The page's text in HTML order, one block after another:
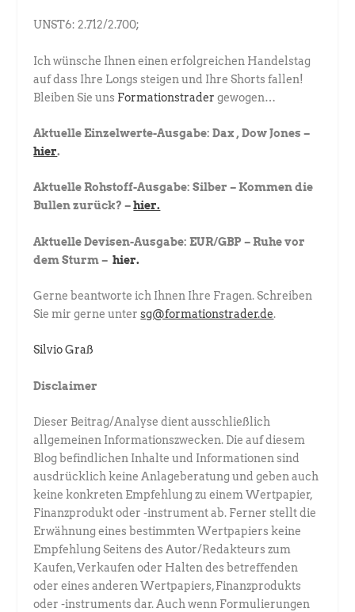
UNST6: 2.712/2.700;
Ich wünsche Ihnen einen erfolgreichen Handelstag
auf dass Ihre Longs steigen und Ihre Shorts fallen!
Bleiben Sie uns Formationstrader gewogen…
Aktuelle Einzelwerte-Ausgabe: Dax , Dow Jones –
hier.
Aktuelle Rohstoff-Ausgabe: Silber – Kommen die
Bullen zurück? –hier.
Aktuelle Devisen-Ausgabe: EUR/GBP – Ruhe vor
dem Sturm –hier.
Gerne beantworte ich Ihnen Ihre Fragen. Schreiben
Sie mir gerne untersg@formationstrader.de.
Silvio Graß
Disclaimer
Dieser Beitrag/Analyse dient ausschließlich
allgemeinen Informationszwecken. Die auf diesem
Blog befindlichen Inhalte und Informationen sind
ausdrücklich keine Anlageberatung und geben auch
keine konkreten Empfehlung zu einem Wertpapier,
Finanzprodukt oder -instrument ab. Ferner stellt die
Erwähnung eines bestimmten Wertpapiers keine
Empfehlung Seitens des Autor/Redakteurs zum
Kaufen, Verkaufen oder Halten des betreffenden
oder eines anderen Wertpapiers, Finanzprodukts
oder -instruments dar. Auch wenn Formulierungen